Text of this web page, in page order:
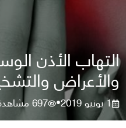
التهاب الأذن
والأعراض
1 يونيو 2019 •
697